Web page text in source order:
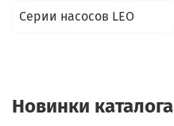
Серии насосов LEO
Новинки каталога